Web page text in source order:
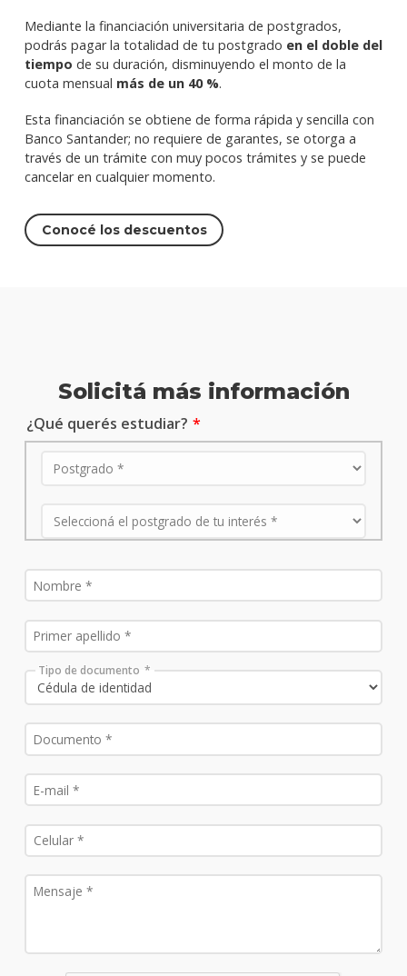
Mediante la financiación universitaria de postgrados,
podrás pagar la totalidad de tu postgrado en el doble del
tiempo de su duración, disminuyendo el monto de la
cuota mensual más de un 40 %.
Esta financiación se obtiene de forma rápida y sencilla con
Banco Santander; no requiere de garantes, se otorga a
través de un trámite con muy pocos trámites y se puede
cancelar en cualquier momento.
Conocé los descuentos
Solicitá más información
¿Qué querés estudiar?
Tipo de documento